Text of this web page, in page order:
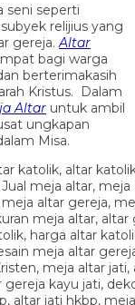
seni seperti
relijius yang
gereja.Altar
bagi warga
berterimakasih
Kristus. Dalam
Altar untuk ambil
ungkapan
Misa.